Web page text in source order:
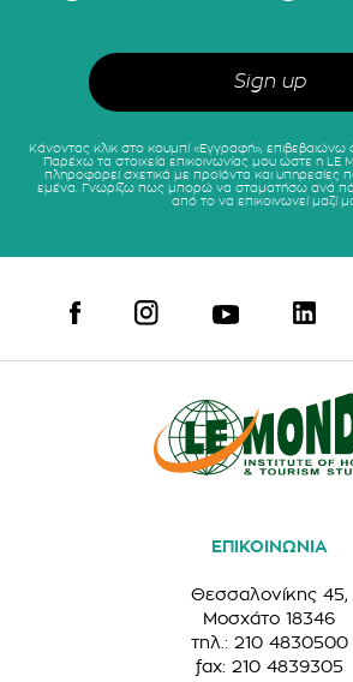
Κάνοντας κλικ στο κουμπί «Εγγραφή», επιβεβαιώνω
Παρέχω τα στοιχεία επικοινωνίας μου ώστε η LE
πληροφορεί σχετικά με προϊόντα και υπηρεσίες
εμένα. Γνωρίζω πως μπορώ να σταματήσω ανά
από το να επικοινωνεί μαζί
ΕΠΙΚΟΙΝΩΝΙΑ
Θεσσαλονίκης 45,
Μοσχάτο 18346
τηλ.: 210 4830500
fax: 210 4839305